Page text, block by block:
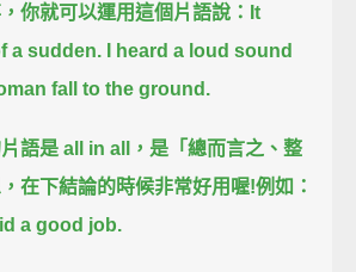
你就可以運用這個片語說： It
a sudden.
I heard a loud sound
fall to the ground.
語是 all in all， 是「總而言之、整
在下結論的時候非常好用喔!例如：
a good job.